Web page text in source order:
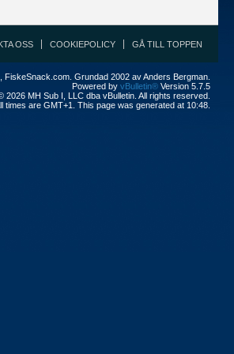
OSS COOKIEPOLICY GÅ TILL TOPPEN
Grundad 2002 av Anders Bergman.
Powered by vBulletin® Version 5.7.5
2026 MH Sub I, LLC dba vBulletin. All rights reserved.
times are GMT+1. This page was generated at 10:48.